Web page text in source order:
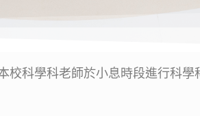
科學科老師於小息時段進行科學